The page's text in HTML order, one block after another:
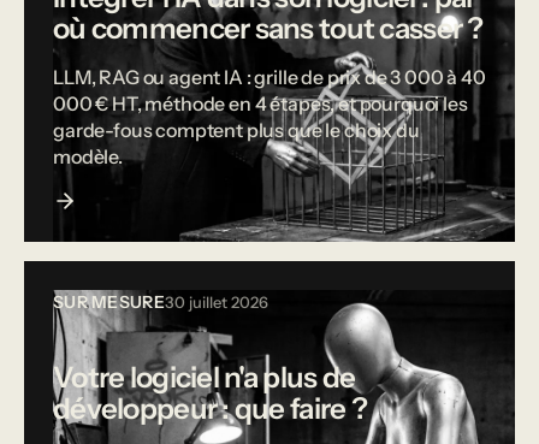
où commencer sans tout casser ?
LLM, RAG ou agent IA : grille de prix de 3 000 à 40
000 € HT, méthode en 4 étapes, et pourquoi les
garde-fous comptent plus que le choix du
modèle.
SUR MESURE30 juillet 2026
Votre logiciel n'a plus de
développeur : que faire ?